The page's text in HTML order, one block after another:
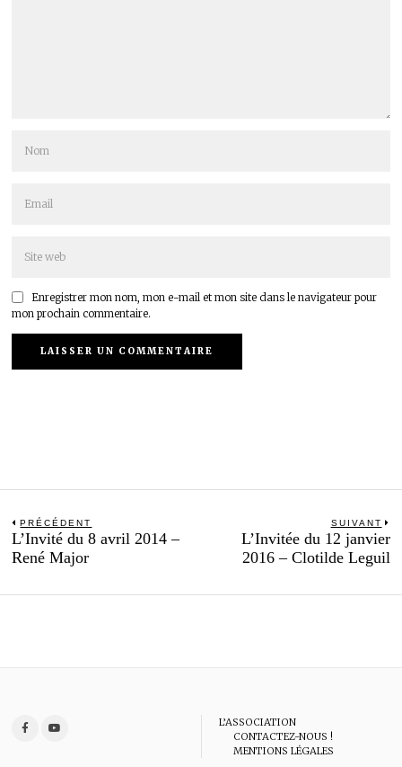
Enregistrer mon nom, mon e-mail et mon site dans le navigateur pour
mon prochain commentaire.
Navigation
de
l’article
PRÉCÉDENT
Previous
post:
L’Invité du 8 avril 2014 –
René Major
SUIVANT
L’Invitée du 12 janvier
2016 – Clotilde Leguil
L’ASSOCIATION
CONTACTEZ-NOUS !
MENTIONS LÉGALES